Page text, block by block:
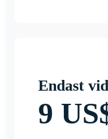
Endast
9